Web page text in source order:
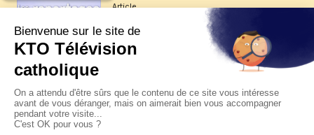
Article
Les reportages d'été 2026 de KTO
La visite pastorale du pape Léon
XIV à Assise à suivre sur KTO le
jeudi 6 août